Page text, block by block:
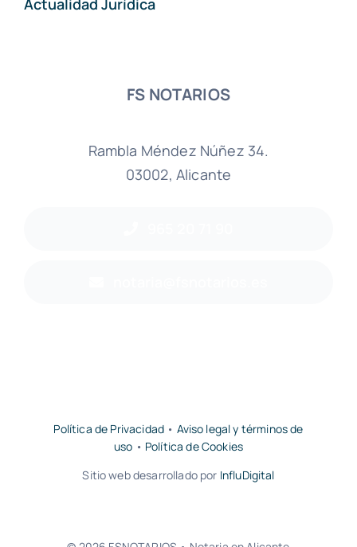
FS NOTARIOS
Rambla Méndez Núñez 34.
03002, Alicante
Política de Privacidad • Aviso legal y términos de
uso • Política de Cookies
Sitio web desarrollado por InfluDigital